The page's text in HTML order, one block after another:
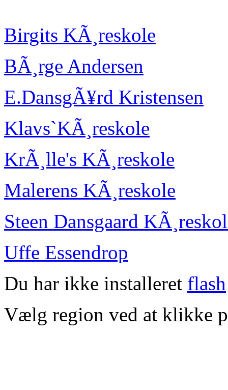
Birgits KÃ¸reskole
BÃ¸rge Andersen
E.DansgÃ¥rd Kristensen
Klavs`KÃ¸reskole
KrÃ¸lle's KÃ¸reskole
Malerens KÃ¸reskole
Steen Dansgaard
Uffe Essendrop
Du har ikke installeret flash
Vælg region ved at klikke